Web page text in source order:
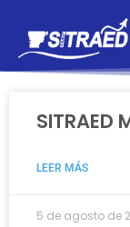
SITRAED
LEER MÁS
5 de agosto de